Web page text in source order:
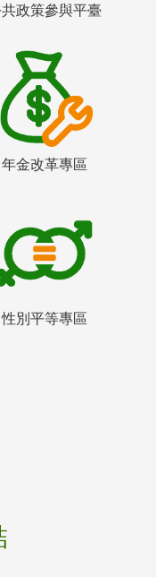
政策參與平臺
年金改革專區
性別平等專區